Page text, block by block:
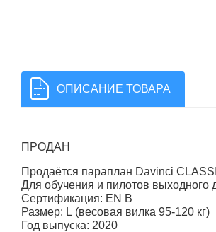
ОПИСАНИЕ ТОВАРА
ПРОДАН
Продаётся параплан Davinci
Для обучения и пилотов выходного
Сертификация: EN B
Размер: L (весовая вилка 95-120 кг)
Год выпуска: 2020